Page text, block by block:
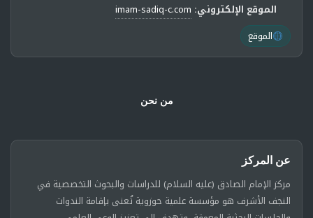
الموقع الإلكتروني: imam-sadiq-c.com
الموقع
من نحن
عن المركز
مركز الإمام الصادق (عليه السلام) للدراسات والبحوث التخصصية في
النجف الأشرف هو مؤسسة علمية حوزوية تُعنى بإقامة الندوات